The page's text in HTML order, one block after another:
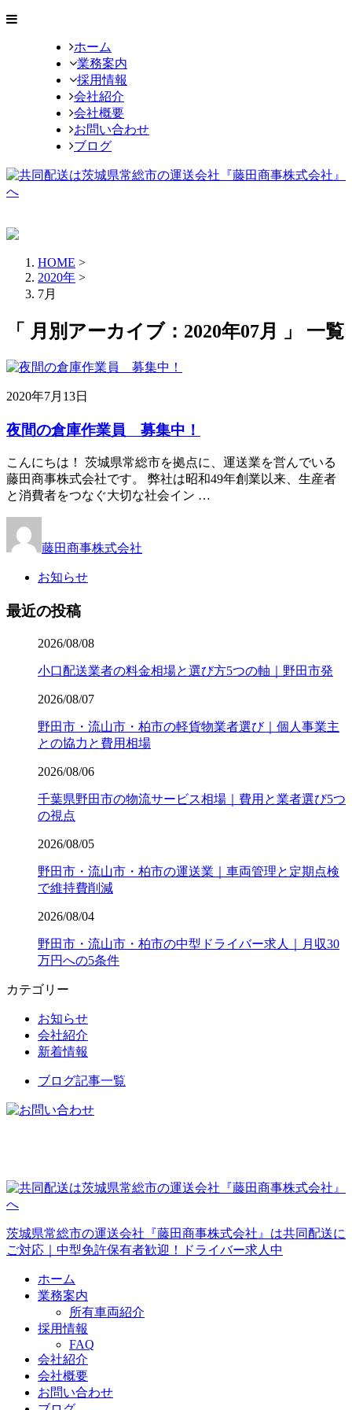
ホーム
業務案内
採用情報
会社紹介
会社概要
お問い合わせ
ブログ
HOME >
2020年 >
7月
「 月別アーカイブ：2020年07月 」 一覧
2020年7月13日
夜間の倉庫作業員 募集中！
こんにちは！ 茨城県常総市を拠点に、運送業を営んでいる
藤田商事株式会社です。 弊社は昭和49年創業以来、生産者
と消費者をつなぐ大切な社会イン …
藤田商事株式会社
お知らせ
最近の投稿
2026/08/08
小口配送業者の料金相場と選び方5つの軸｜野田市発
2026/08/07
野田市・流山市・柏市の軽貨物業者選び｜個人事業主
との協力と費用相場
2026/08/06
千葉県野田市の物流サービス相場｜費用と業者選び5つ
の視点
2026/08/05
野田市・流山市・柏市の運送業｜車両管理と定期点検
で維持費削減
2026/08/04
野田市・流山市・柏市の中型ドライバー求人｜月収30
万円への5条件
カテゴリー
お知らせ
会社紹介
新着情報
ブログ記事一覧
茨城県常総市の運送会社『藤田商事株式会社』は共同配送に
ご対応｜中型免許保有者歓迎！ドライバー求人中
ホーム
業務案内
所有車両紹介
採用情報
FAQ
会社紹介
会社概要
お問い合わせ